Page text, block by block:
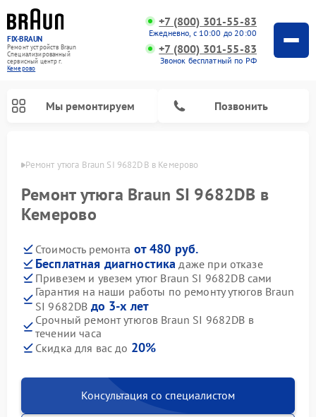
FIX-BRAUN
Ремонт устройств Braun
Специализированный
cервисный центр г.
Кемерово
+7 (800) 301-55-83
Ежедневно, с 10:00 до 20:00
+7 (800) 301-55-83
Звонок бесплатный по РФ
Мы ремонтируем Позвонить
Ремонт утюга Braun SI 9682DB в Кемерово
Ремонт утюга Braun SI 9682DB в
Кемерово
Стоимость ремонта от 480 руб.
Бесплатная диагностика даже при отказе
Привезем и увезем утюг Braun SI 9682DB сами
Гарантия на наши работы по ремонту утюгов Braun
SI 9682DB до 3-х лет
Срочный ремонт утюгов Braun SI 9682DB в
течении часа
Скидка для вас до 20%
Консультация со специалистом